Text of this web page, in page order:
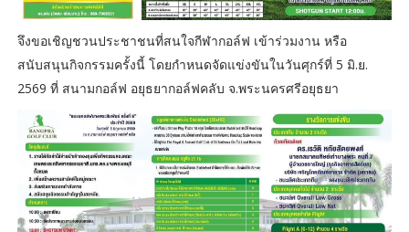
จึงขอเชิญชวนประชาชนที่สนใจกีฬากอล์ฟ เข้าร่วมงาน หรือ
สนับสนุนกิจกรรมครั้งนี้ โดยกำหนดจัดแข่งขันในวันศุกร์ที่ 5 มิ.ย.
2569 ที่ สนามกอล์ฟ อยุธยากอล์ฟคลับ จ.พระนครศรีอยุธยา